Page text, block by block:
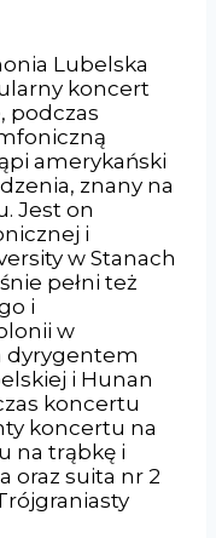
Lubelska
koncert
podczas
amerykański
znany na
Jest on
i
w Stanach
pełni też
i
w
dyrygentem
i Hunan
koncertu
koncertu na
na trąbkę i
oraz suita nr 2